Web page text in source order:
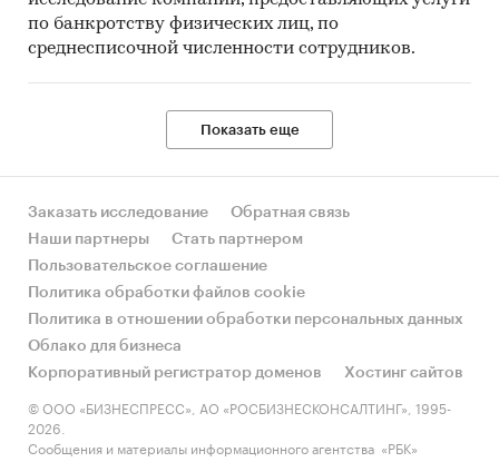
по банкротству физических лиц, по
среднесписочной численности сотрудников.
Показать еще
Заказать исследование
Обратная связь
Наши партнеры
Стать партнером
Пользовательское соглашение
Политика обработки файлов cookie
Политика в отношении обработки персональных данных
Облако для бизнеса
Корпоративный регистратор доменов
Хостинг сайтов
© ООО «БИЗНЕСПРЕСС», АО «РОСБИЗНЕСКОНСАЛТИНГ», 1995-
2026.
Сообщения и материалы информационного агентства «РБК»